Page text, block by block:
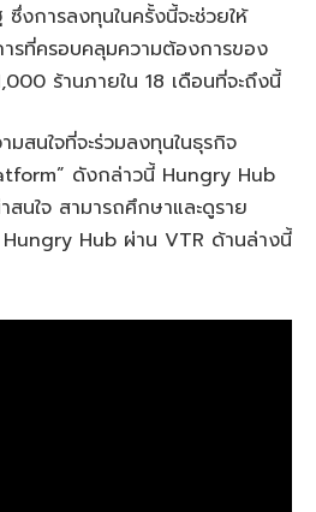
งการลงทุนในครั้งนี้จะช่วยให้
รที่ครอบคลุมความต้องการของ
ร้านภายใน 18 เดือนที่จะถึงนี้
มสนใจที่จะร่วมลงทุนในธุรกิจ
ดังกล่าวนี้ Hungry Hub
นใจ สามารถศึกษาและดูราย
Hungry Hub ผ่าน VTR ด้านล่างนี้